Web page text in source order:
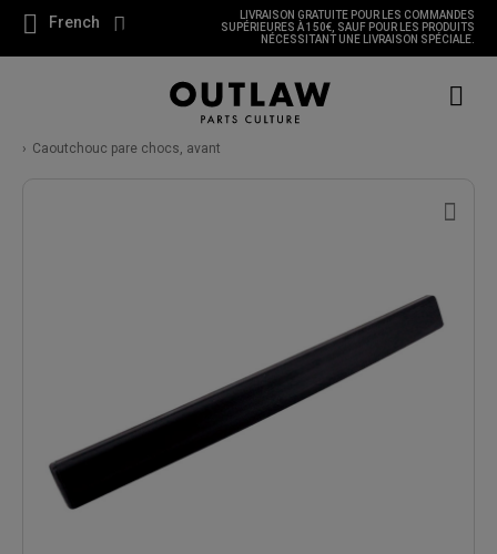
French
LIVRAISON GRATUITE POUR LES COMMANDES
SUPÉRIEURES À 150€, SAUF POUR LES PRODUITS
NÉCESSITANT UNE LIVRAISON SPÉCIALE.
Caoutchouc pare chocs, avant